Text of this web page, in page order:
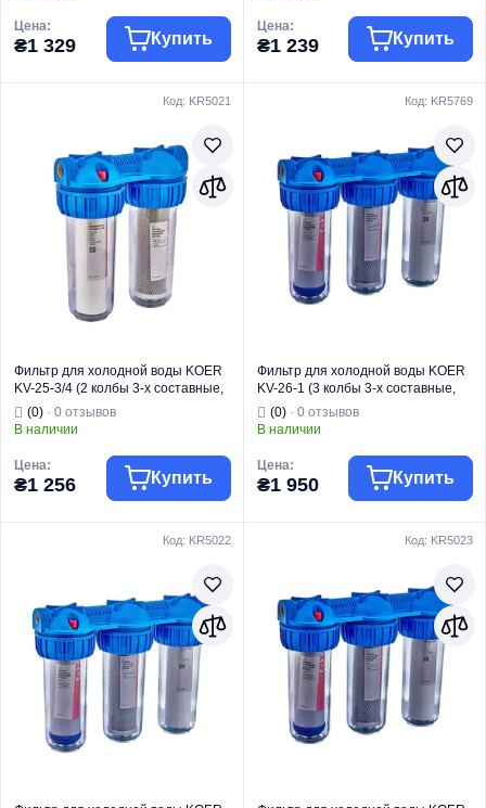
Цена:
₴1 329 Купить
Колбы
Назначение
Для воды
Страна бренда
Чехия
Модель
KV-25
Цена:
₴1 239 Купить
Колбы
Назначение
Для воды
Страна бренда
Чехия
Модель
KV-25
Код: KR5021
Фильтр для холодной воды KOER
KV-25-3/4 (2 колбы 3-х составные,
картридж PPR+спрессованный
уголь) 8 атмосфер 3/4" (KR5021)
(0) · 0 отзывов
В наличии
Цена:
₴1 256 Купить
Колбы
Назначение
Для воды
Страна бренда
Чехия
Модель
KV-25
Код: KR5769
Фильтр для холодной воды KOER
KV-26-1 (3 колбы 3-х составные,
картридж PPR + спрессованный
уголь + гранулированный уголь) 8
(0)· 0 отзывов
В наличии
Цена:
₴1 950 Купить
Колбы
Назначение
Для воды
Страна бренда
Чехия
Модель
KV-26
Код: KR5022 Код: KR5023